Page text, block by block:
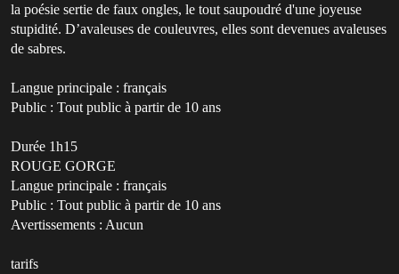
la poésie sertie de faux ongles, le tout saupoudré d'une joyeuse
stupidité. D’avaleuses de couleuvres, elles sont devenues avaleuses
de sabres.
Langue principale : français
Public : Tout public à partir de 10 ans
Durée 1h15
ROUGE GORGE
Langue principale : français
Public : Tout public à partir de 10 ans
Avertissements : Aucun
tarifs